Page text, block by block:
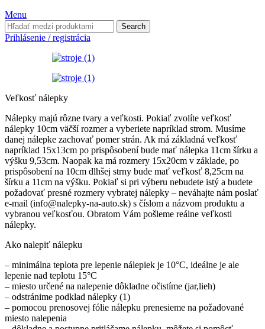
Menu
Search
Prihlásenie / registrácia
Veľkosť nálepky
Nálepky majú rôzne tvary a veľkosti. Pokiaľ zvolíte veľkosť
nálepky 10cm väčší rozmer a vyberiete napríklad strom. Musíme
danej nálepke zachovať pomer strán. Ak má základná veľkosť
napríklad 15x13cm po prispôsobení bude mať nálepka 11cm šírku a
výšku 9,53cm. Naopak ka má rozmery 15x20cm v základe, po
prispôsobení na 10cm dlhšej strny bude mať veľkosť 8,25cm na
šírku a 11cm na výšku. Pokiaľ si pri výberu nebudete istý a budete
požadovať presné rozmery vybratej nálepky – neváhajte nám poslať
e-mail (info@nalepky-na-auto.sk) s číslom a názvom produktu a
vybranou veľkosťou. Obratom Vám pošleme reálne veľkosti
nálepky.
Ako nalepiť nálepku
– minimálna teplota pre lepenie nálepiek je 10°C, ideálne je ale
lepenie nad teplotu 15°C
– miesto určené na nalepenie dôkladne očistíme (jar,lieh)
– odstránime podklad nálepky (1)
– pomocou prenosovej fólie nálepku prenesieme na požadované
miesto nalepenia